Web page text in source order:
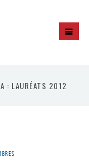
: LAURÉATS 2012